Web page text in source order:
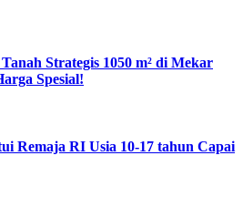
Strategis 1050 m² di Mekar
Spesial!
Remaja RI Usia 10-17 tahun Capai